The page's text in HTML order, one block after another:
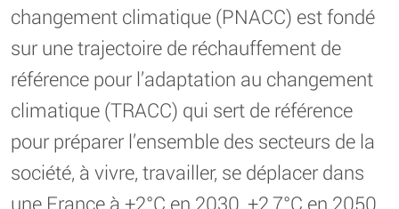
changement climatique (PNACC) est fondé
sur une trajectoire de réchauffement de
référence pour l’adaptation au changement
climatique (TRACC) qui sert de référence
pour préparer l’ensemble des secteurs de la
société, à vivre, travailler, se déplacer dans
une France à +2°C en 2030, +2,7°C en 2050